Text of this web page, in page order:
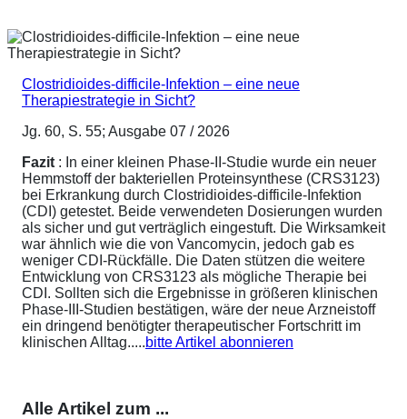
Clostridioides-difficile-Infektion – eine neue
Therapiestrategie in Sicht?
Jg. 60, S. 55; Ausgabe 07 / 2026
Fazit : In einer kleinen Phase-II-Studie wurde ein neuer
Hemmstoff der bakteriellen Proteinsynthese (CRS3123)
bei Erkrankung durch Clostridioides-difficile-Infektion
(CDI) getestet. Beide verwendeten Dosierungen wurden
als sicher und gut verträglich eingestuft. Die Wirksamkeit
war ähnlich wie die von Vancomycin, jedoch gab es
weniger CDI-Rückfälle. Die Daten stützen die weitere
Entwicklung von CRS3123 als mögliche Therapie bei
CDI. Sollten sich die Ergebnisse in größeren klinischen
Phase-III-Studien bestätigen, wäre der neue Arzneistoff
ein dringend benötigter therapeutischer Fortschritt im
klinischen Alltag.....bitte Artikel abonnieren
Alle Artikel zum ...